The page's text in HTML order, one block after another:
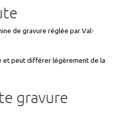
de gravure réglée par Val-
et peut différer légèrement de la
gravure